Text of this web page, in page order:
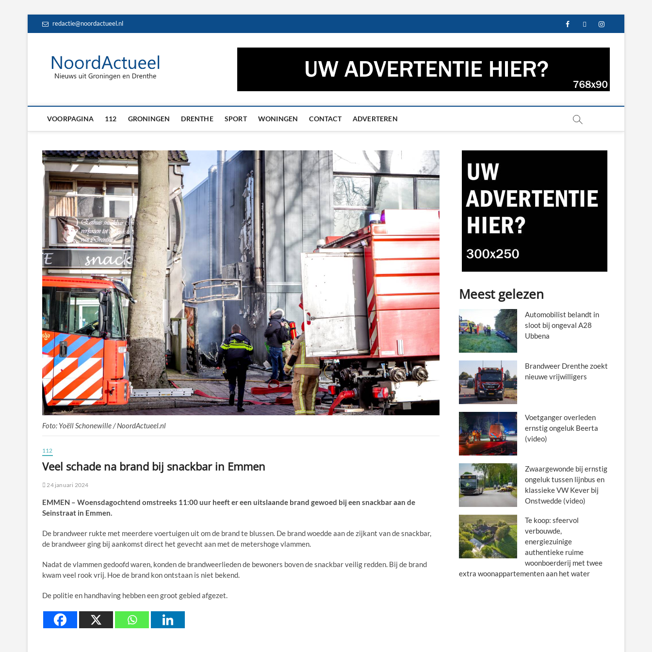
redactie@noordactueel.nl facebooktwitterinstagram
NoordActueel – Het laatste nieuws uit Groningen en
VOORPAGINA 112 GRONINGEN DRENTHE SPORT WONINGEN CONTACT ADVERTEREN
Foto: Yoëll Schonewille / NoordActueel.nl
112
Veel schade na brand bij snackbar in Emmen
24 januari 2024
EMMEN – Woensdagochtend omstreeks 11:00 uur heeft er een uitslaande brand gewoed bij een snackbar aan de
Seinstraat in Emmen.
De brandweer rukte met meerdere voertuigen uit om de brand te blussen. De brand woedde aan de zijkant van de snackbar,
de brandweer ging bij aankomst direct het gevecht aan met de metershoge vlammen.
Nadat de vlammen gedoofd waren, konden de brandweerlieden de bewoners boven de snackbar veilig redden. Bij de brand
kwam veel rook vrij. Hoe de brand kon ontstaan is niet bekend.
De politie en handhaving hebben een groot gebied afgezet.
Meest gelezen
Automobilist belandt in
sloot bij ongeval A28
Ubbena
Brandweer Drenthe zoekt
nieuwe vrijwilligers
Voetganger overleden
ernstig ongeluk Beerta
(video)
Zwaargewonde bij ernstig
ongeluk tussen lijnbus en
klassieke VW Kever bij
Onstwedde (video)
Te koop: sfeervol
verbouwde,
energiezuinige
authentieke ruime
woonboerderij met twee
extra woonappartementen aan het water